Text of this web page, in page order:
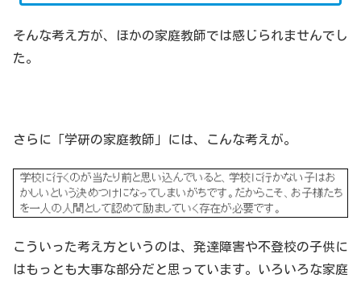
そんな考え方が、ほかの家庭教師では感じられませんでし
た。
さらに「学研の家庭教師」には、こんな考えが。
こういった考え方というのは、発達障害や不登校の子供に
はもっとも大事な部分だと思っています。いろいろな家庭